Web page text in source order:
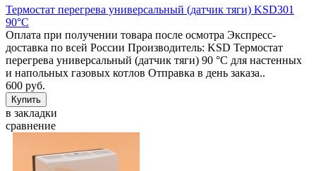
Термостат перегрева универсальный (датчик тяги) KSD301
90°C
Оплата при получении товара после осмотра Экспресс-
доставка по всей России Производитель: KSD Термостат
перегрева универсальный (датчик тяги) 90 °C для настенных
и напольных газовых котлов Отправка в день заказа..
600 руб.
в закладки
сравнение